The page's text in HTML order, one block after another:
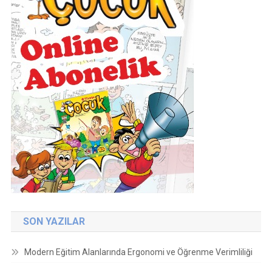
SON YAZILAR
Modern Eğitim Alanlarında Ergonomi ve Öğrenme Verimliliği